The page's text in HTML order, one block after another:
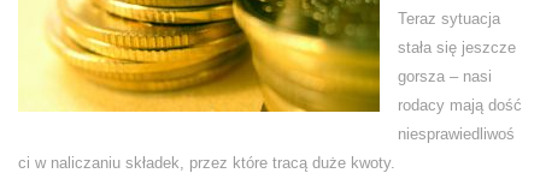
Teraz sytuacja
stała się jeszcze
gorsza – nasi
rodacy mają dość
niesprawiedliwoś
ci w naliczaniu składek, przez które tracą duże kwoty.